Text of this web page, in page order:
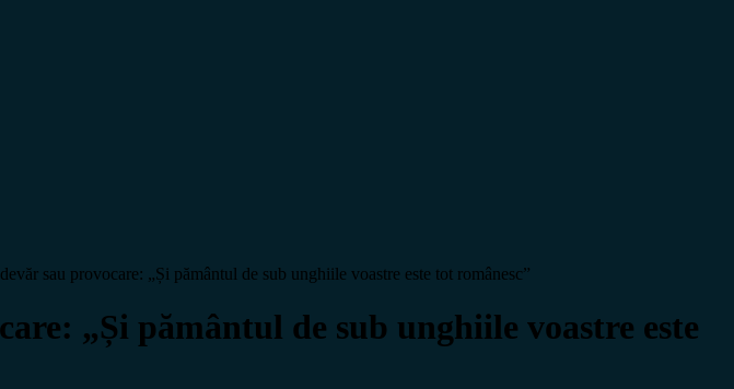
sau provocare: „Și pământul de sub unghiile voastre este tot românesc”
„Și pământul de sub unghiile voastre este